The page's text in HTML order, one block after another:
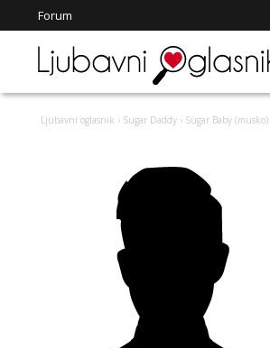
Forum
Ljubavni oglasnik › Sugar Daddy › Sugar Baby (musko)